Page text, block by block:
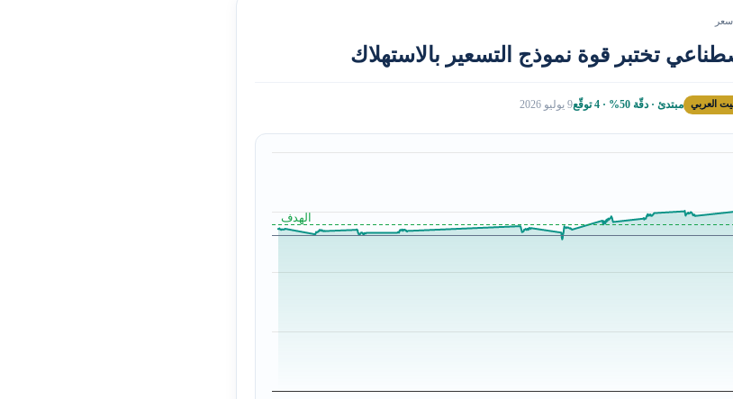
تختبر قوة نموذج التسعير بالاستهلاك
العربي مبتدئ · دقّة 50% · 4 توقّع 9 يوليو 2026
الهدف